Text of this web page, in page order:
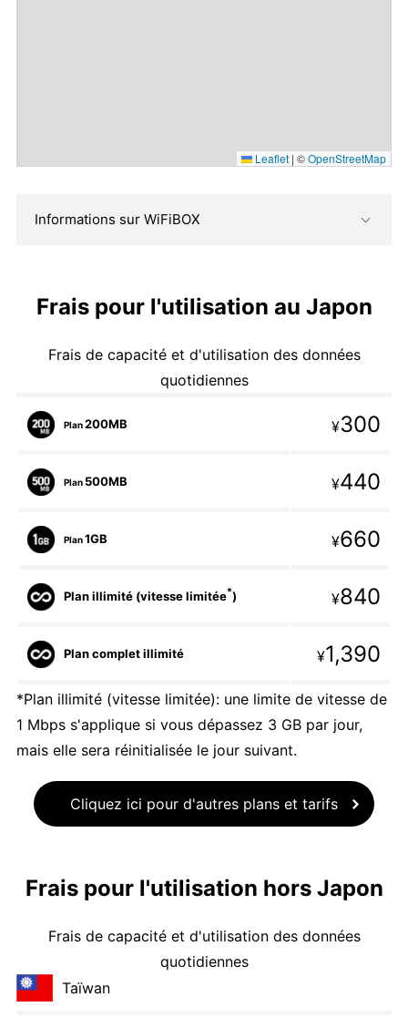
Leaflet | ©OpenStreetMap
Informations sur WiFiBOX
Frais pour l'utilisation au Japon
Frais de capacité et d'utilisation des données
quotidiennes
Plan200MB ¥300
Plan 500MB ¥440
Plan1GB ¥660
Plan illimité (vitesse limitée*) ¥840
Plan complet illimité ¥1,390
*Plan illimité (vitesse limitée): une limite de vitesse de
1 Mbps s'applique si vous dépassez 3 GB par jour,
mais elle sera réinitialisée le jour suivant.
Cliquez ici pour d'autres plans et tarifs
Frais pour l'utilisation hors Japon
Frais de capacité et d'utilisation des données
quotidiennes
Taïwan